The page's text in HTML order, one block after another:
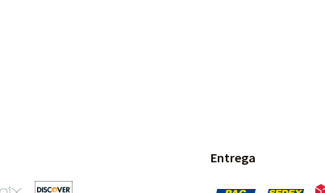
Entrega